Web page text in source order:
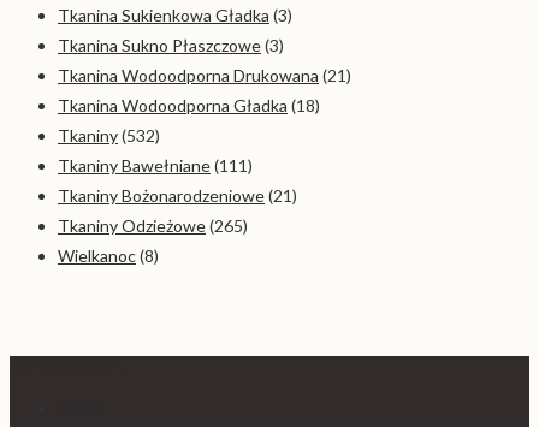
Tkanina Sukienkowa Gładka (3)
Tkanina Sukno Płaszczowe(3)
Tkanina Wodoodporna Drukowana (21)
Tkanina Wodoodporna Gładka (18)
Tkaniny(532)
Tkaniny Bawełniane(111)
Tkaniny Bożonarodzeniowe(21)
Tkaniny Odzieżowe(265)
Wielkanoc(8)